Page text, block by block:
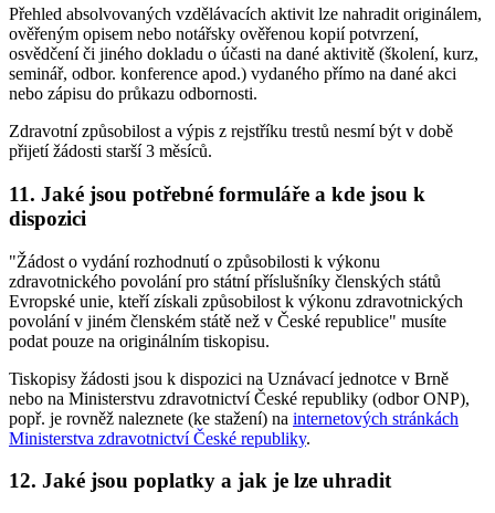
Přehled absolvovaných vzdělávacích aktivit lze nahradit originálem,
ověřeným opisem nebo notářsky ověřenou kopií potvrzení,
osvědčení či jiného dokladu o účasti na dané aktivitě (školení, kurz,
seminář, odbor. konference apod.) vydaného přímo na dané akci
nebo zápisu do průkazu odbornosti.
Zdravotní způsobilost a výpis z rejstříku trestů nesmí být v době
přijetí žádosti starší 3 měsíců.
11. Jaké jsou potřebné formuláře a kde jsou k
dispozici
"Žádost o vydání rozhodnutí o způsobilosti k výkonu
zdravotnického povolání pro státní příslušníky členských států
Evropské unie, kteří získali způsobilost k výkonu zdravotnických
povolání v jiném členském státě než v České republice" musíte
podat pouze na originálním tiskopisu.
Tiskopisy žádosti jsou k dispozici na Uznávací jednotce v Brně
nebo na Ministerstvu zdravotnictví České republiky (odbor ONP),
popř. je rovněž naleznete (ke stažení) na internetových stránkách
Ministerstva zdravotnictví České republiky.
12. Jaké jsou poplatky a jak je lze uhradit